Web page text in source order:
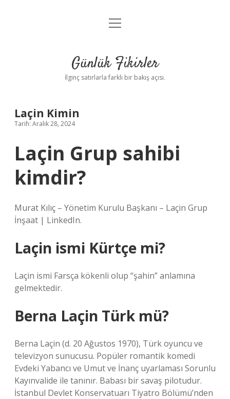
Anasayfa
Yasal Uyarı
menüyü
Günlük Fikirler
İlginç satırlarla farklı bir bakış açısı.
Laçin Kimin
Tarih: Aralık 28, 2024
Laçin Grup sahibi
kimdir?
Murat Kılıç – Yönetim Kurulu Başkanı – Laçin Grup
İnşaat | LinkedIn.
Laçin ismi Kürtçe mi?
Laçin ismi Farsça kökenli olup “şahin” anlamına
gelmektedir.
Berna Laçin Türk mü?
Berna Laçin (d. 20 Ağustos 1970), Türk oyuncu ve
televizyon sunucusu. Popüler romantik komedi
Evdeki Yabancı ve Umut ve İnanç uyarlaması Sorunlu
Kayınvalide ile tanınır. Babası bir savaş pilotudur.
İstanbul Devlet Konservatuarı Tiyatro Bölümü’nden